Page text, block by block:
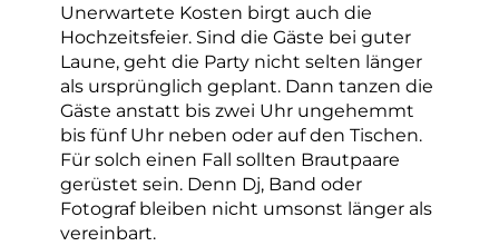
Unerwartete Kosten birgt auch die
Hochzeitsfeier. Sind die Gäste bei guter
Laune, geht die Party nicht selten länger
als ursprünglich geplant. Dann tanzen die
Gäste anstatt bis zwei Uhr ungehemmt
bis fünf Uhr neben oder auf den Tischen.
Für solch einen Fall sollten Brautpaare
gerüstet sein. Denn Dj, Band oder
Fotograf bleiben nicht umsonst länger als
vereinbart.